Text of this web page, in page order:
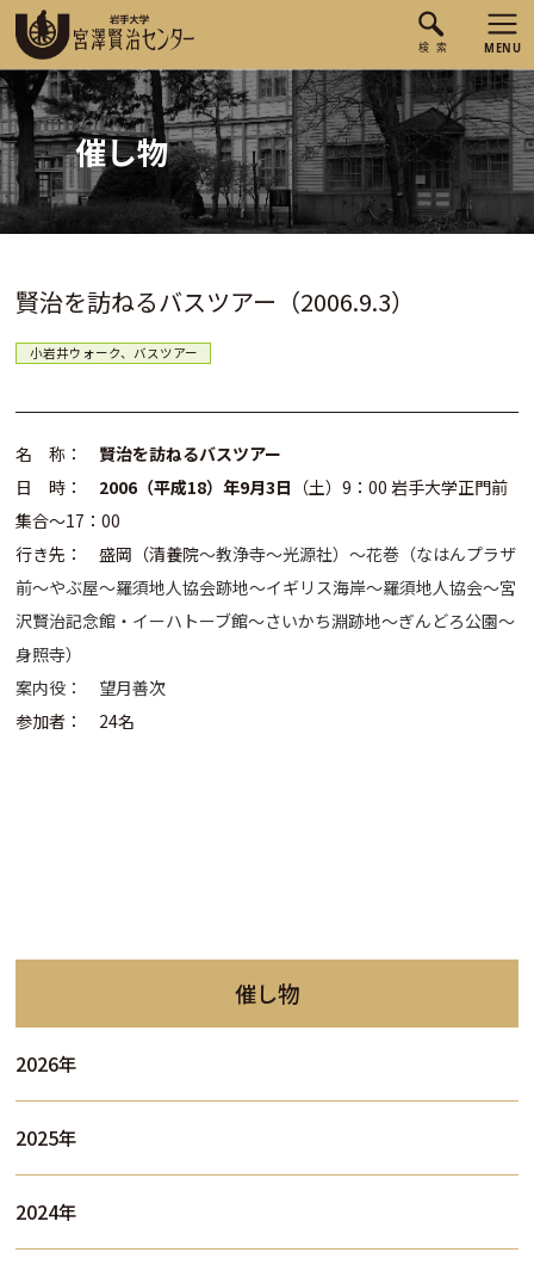
催し物
賢治を訪ねるバスツアー（2006.9.3）
小岩井ウォーク、バスツアー
名 称： 賢治を訪ねるバスツアー
日 時： 2006（平成18）年9月3日 （土）9：00 岩手大学正門前
集合〜17：00
行き先： 盛岡（清養院〜教浄寺〜光源社）〜花巻（なはんプラザ
前〜やぶ屋〜羅須地人協会跡地〜イギリス海岸〜羅須地人協会〜宮
沢賢治記念館・イーハトーブ館〜さいかち淵跡地〜ぎんどろ公園〜
身照寺）
案内役： 望月善次
参加者： 24名
催し物
2026年
2025年
2024年